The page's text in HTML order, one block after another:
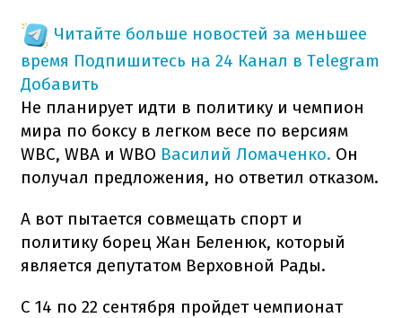
Читайте больше новостей за меньшее
время Подпишитесь на 24 Канал в Telegram
Добавить
Не планирует идти в политику и чемпион
мира по боксу в легком весе по версиям
WBC, WBA и WBO Василий Ломаченко. Он
получал предложения, но ответил отказом.
А вот пытается совмещать спорт и
политику борец Жан Беленюк, который
является депутатом Верховной Рады.
С 14 по 22 сентября пройдет чемпионат